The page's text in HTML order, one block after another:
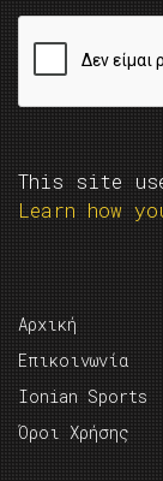
This site
Learn how
Αρχική
Επικοινωνία
Ionian Sports
Όροι Χρήσης